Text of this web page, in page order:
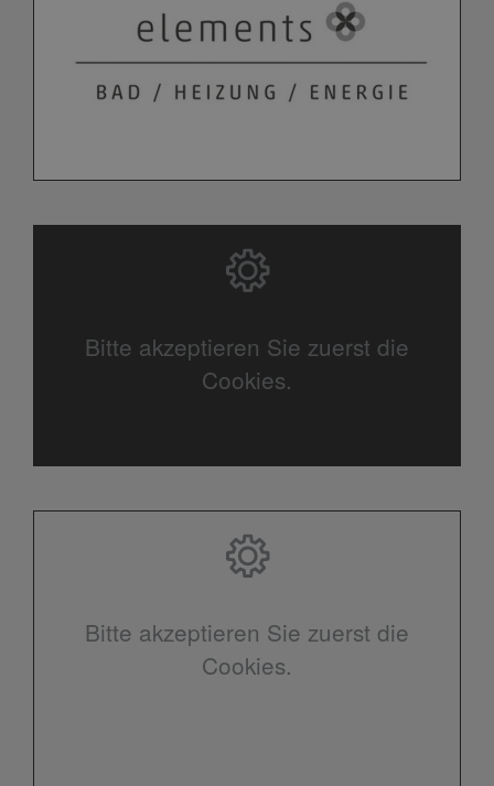
Bitte akzeptieren Sie zuerst die
Cookies.
Bitte akzeptieren Sie zuerst die
Cookies.